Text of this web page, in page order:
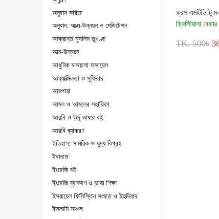
অনুবাদ কবিতা
অনুবাদ: আত্ম-উন্নয়ন ও মেডিটেশন
আক্রান্ত মুসলিম ভূখণ্ড
আত্ম-উন্নয়ন
আধুনিক মাসয়ালা মাসায়েল
আধ্যাত্মিকতা ও সুফিবাদ
আমপারা
আমল ও আমলের সহায়িকা
আরবি ও উর্দূ ভাষার বই
আরবি ব্যাকরণ
ইতিহাস: সামরিক ও যুদ্ধ বিগ্রহ
ইবাদাত
ইংরেজি বই
ইংরেজি ব্যাকরণ ও ভাষা শিক্ষা
ইসরায়েল ফিলিস্তিন সংঘাত ও ইহুদিবাদ
ইসলামি অঞ্চল
ফ্রম এমটিভি টু
ক্রিস্টিয়ানা বেকার
TK. 500৳